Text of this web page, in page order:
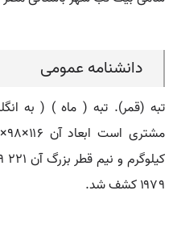
دانشنامه عمومی
۱۹۷۹ کشف شد.